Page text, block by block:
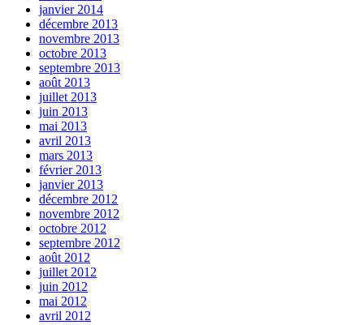
janvier 2014
décembre 2013
novembre 2013
octobre 2013
septembre 2013
août 2013
juillet 2013
juin 2013
mai 2013
avril 2013
mars 2013
février 2013
janvier 2013
décembre 2012
novembre 2012
octobre 2012
septembre 2012
août 2012
juillet 2012
juin 2012
mai 2012
avril 2012